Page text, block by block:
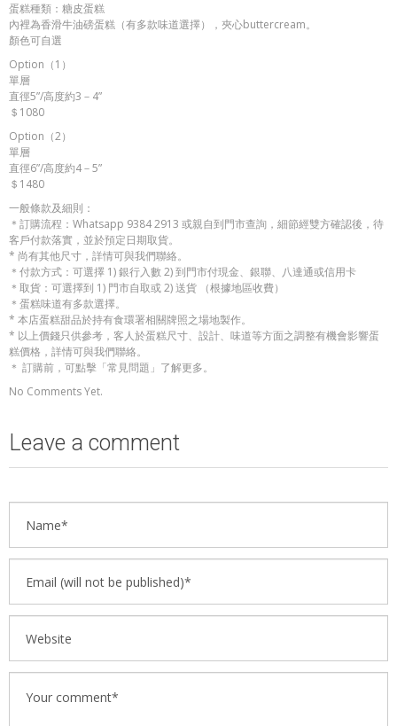
蛋糕種類：糖皮蛋糕
內裡為香滑牛油磅蛋糕（有多款味道選擇），夾心buttercream。
顏色可自選
Option（1）
單層
直徑5”/高度約3－4”
＄1080
Option（2）
單層
直徑6”/高度約4－5”
＄1480
一般條款及細則：
＊訂購流程：Whatsapp 9384 2913 或親自到門市查詢，細節經雙方確認後，待
客戶付款落實，並於預定日期取貨。
* 尚有其他尺寸，詳情可與我們聯絡。
＊付款方式：可選擇 1) 銀行入數 2) 到門市付現金、銀聯、八達通或信用卡
＊取貨：可選擇到 1) 門市自取或 2) 送貨 （根據地區收費）
＊蛋糕味道有多款選擇。
* 本店蛋糕甜品於持有食環署相關牌照之場地製作。
* 以上價錢只供參考，客人於蛋糕尺寸、設計、味道等方面之調整有機會影響蛋
糕價格，詳情可與我們聯絡。
＊ 訂購前，可點擊「常見問題」了解更多。
No Comments Yet.
Leave a comment